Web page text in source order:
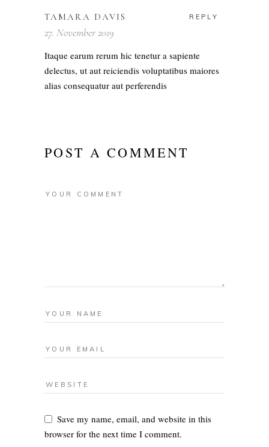
TAMARA DAVIS REPLY
27. November 2019
Itaque earum rerum hic tenetur a sapiente
delectus, ut aut reiciendis voluptatibus maiores
alias consequatur aut perferendis
POST A COMMENT
Save my name, email, and website in this
browser for the next time I comment.